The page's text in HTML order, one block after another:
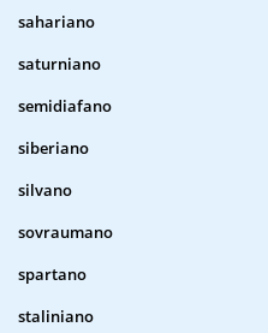
sahariano
saturniano
semidiafano
siberiano
silvano
sovraumano
spartano
staliniano